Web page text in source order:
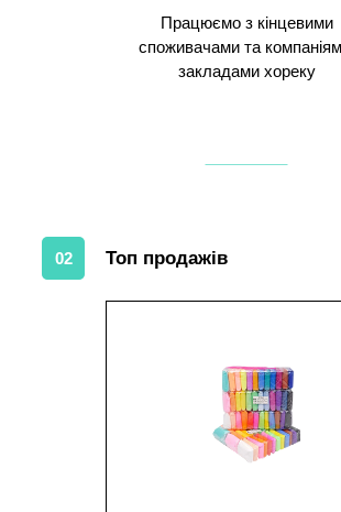
Працюємо з кінцевими
споживачами та
закладами хореку
02 Топ продажів